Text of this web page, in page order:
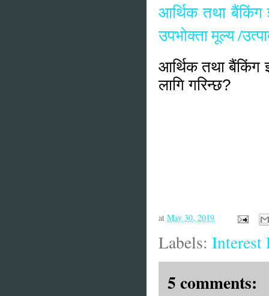
आर्थिक तथा बैंकिंग
उपभोक्ता मूल्य /
आर्थिक तथा बैंकिंग
लागि गरिन्छ?
at May 30, 2019
Labels: Interest
5 comments: